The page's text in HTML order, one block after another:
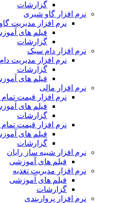
گزارشات
نرم افزار گاو شیری
نرم افزار مدیریت گاو شیری نسخه
فیلم های
گزارشات
نرم افزار دام سبک
نرم افزار مدیریت دام سبک نسخه ۲۰۰
گزارشات
فیلم های
نرم افزار مالی
نرم افزار قیمت
فیلم های
گزارشات
نرم افزار قیمت
فیلم های
گزارشات
نرم افزار شبیه ساز رایان
فیلم های آموزشی
نرم افزار مدیریت تغذیه
فیلم های آموزشی
گزارشات
نرم افزار پرواربندی